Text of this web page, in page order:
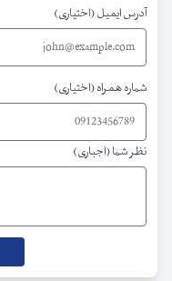
آدرس ایمیل (اختیاری)
شماره همراه (اختیاری)
نظر شما (اجباری)